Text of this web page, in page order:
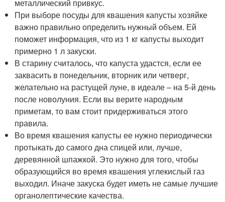
металлический привкус.
При выборе посуды для квашения капусты хозяйке
важно правильно определить нужный объем. Ей
поможет информация, что из 1 кг капусты выходит
примерно 1 л закуски.
В старину считалось, что капуста удастся, если ее
заквасить в понедельник, вторник или четверг,
желательно на растущей луне, в идеале – на 5-й день
после новолуния. Если вы верите народным
приметам, то вам стоит придерживаться этого
правила.
Во время квашения капусты ее нужно периодически
протыкать до самого дна спицей или, лучше,
деревянной шпажкой. Это нужно для того, чтобы
образующийся во время квашения углекислый газ
выходил. Иначе закуска будет иметь не самые лучшие
органолептические качества.